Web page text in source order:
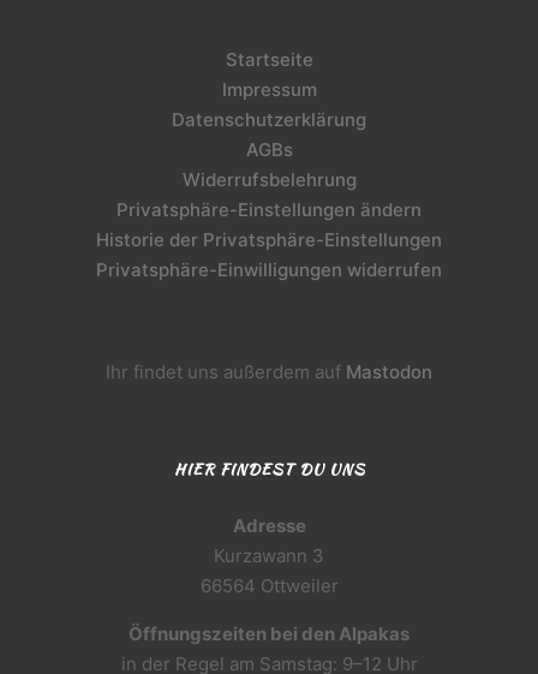
Startseite
Impressum
Datenschutzerklärung
AGBs
Widerrufsbelehrung
Privatsphäre-Einstellungen ändern
Historie der Privatsphäre-Einstellungen
Privatsphäre-Einwilligungen widerrufen
Ihr findet uns außerdem auf Mastodon
HIER FINDEST DU UNS
Adresse
Kurzawann 3
66564 Ottweiler
Öffnungszeiten bei den Alpakas
in der Regel am Samstag: 9–12 Uhr